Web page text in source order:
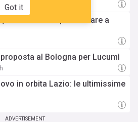
Got it
c’è la formula per arrivare a
al Bologna per Lucumì
in orbita Lazio: le ultimissime
ADVERTISEMENT